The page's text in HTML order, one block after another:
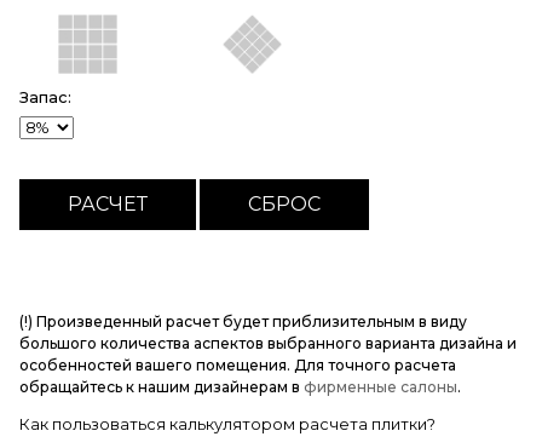
Запас:
(!) Произведенный расчет будет приблизительным в виду
большого количества аспектов выбранного варианта дизайна и
особенностей вашего помещения. Для точного расчета
обращайтесь к нашим дизайнерам в фирменные салоны.
Как пользоваться калькулятором расчета плитки?